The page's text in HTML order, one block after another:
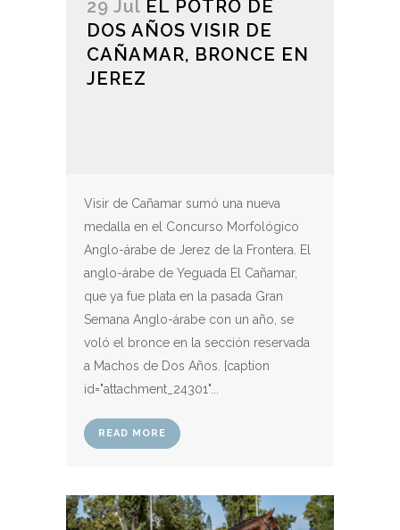
29 Jul EL POTRO DE
DOS AÑOS VISIR DE
CAÑAMAR, BRONCE EN
JEREZ
Visir de Cañamar sumó una nueva
medalla en el Concurso Morfológico
Anglo-árabe de Jerez de la Frontera. El
anglo-árabe de Yeguada El Cañamar,
que ya fue plata en la pasada Gran
Semana Anglo-árabe con un año, se
voló el bronce en la sección reservada
a Machos de Dos Años. [caption
id="attachment_24301"...
READ MORE